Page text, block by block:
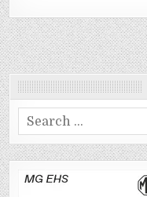
Search
for: